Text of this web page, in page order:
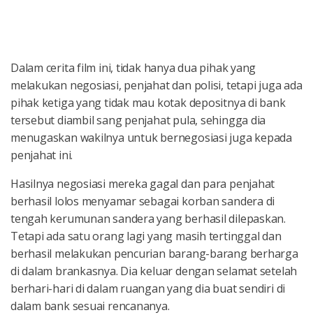
Dalam cerita film ini, tidak hanya dua pihak yang
melakukan negosiasi, penjahat dan polisi, tetapi juga ada
pihak ketiga yang tidak mau kotak depositnya di bank
tersebut diambil sang penjahat pula, sehingga dia
menugaskan wakilnya untuk bernegosiasi juga kepada
penjahat ini.
Hasilnya negosiasi mereka gagal dan para penjahat
berhasil lolos menyamar sebagai korban sandera di
tengah kerumunan sandera yang berhasil dilepaskan.
Tetapi ada satu orang lagi yang masih tertinggal dan
berhasil melakukan pencurian barang-barang berharga
di dalam brankasnya. Dia keluar dengan selamat setelah
berhari-hari di dalam ruangan yang dia buat sendiri di
dalam bank sesuai rencananya.